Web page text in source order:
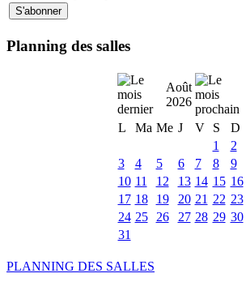
Planning des salles
Août
2026
L
Ma Me J V S
D
1
2
3
4 5 6 7 8
9
10 11 12 13 14 15 16
17 18 19 20 21 22 23
24 25 26 27 28 29 30
31
PLANNING DES SALLES